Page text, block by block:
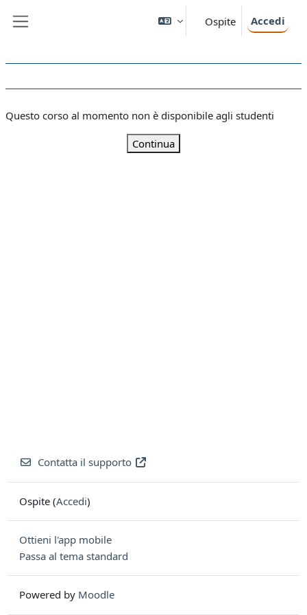
Ospite Accedi
Questo corso al momento non è disponibile agli studenti
Continua
Contatta il supporto
Ospite (Accedi)
Ottieni l'app mobile
Passa al tema standard
Powered by Moodle